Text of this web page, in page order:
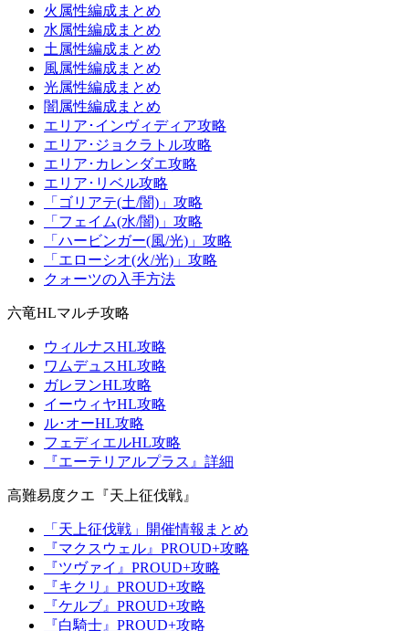
火属性編成まとめ
水属性編成まとめ
土属性編成まとめ
風属性編成まとめ
光属性編成まとめ
闇属性編成まとめ
エリア･インヴィディア攻略
エリア･ジョクラトル攻略
エリア･カレンダエ攻略
エリア･リベル攻略
「ゴリアテ(土/闇)」攻略
「フェイム(水/闇)」攻略
「ハービンガー(風/光)」攻略
「エローシオ(火/光)」攻略
クォーツの入手方法
六竜HLマルチ攻略
ウィルナスHL攻略
ワムデュスHL攻略
ガレヲンHL攻略
イーウィヤHL攻略
ル･オーHL攻略
フェディエルHL攻略
『エーテリアルプラス』詳細
高難易度クエ『天上征伐戦』
「天上征伐戦」開催情報まとめ
『マクスウェル』PROUD+攻略
『ツヴァイ』PROUD+攻略
『キクリ』PROUD+攻略
『ケルブ』PROUD+攻略
『白騎士』PROUD+攻略